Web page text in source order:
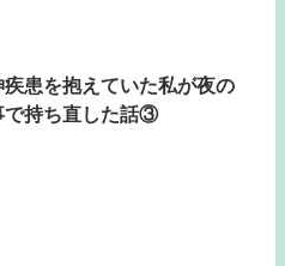
疾患を抱えていた私が夜の
で持ち直した話③